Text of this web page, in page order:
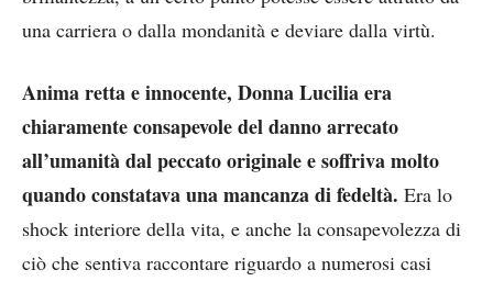
una carriera o dalla mondanità e deviare dalla virtù.
Anima retta e innocente, Donna Lucilia era
chiaramente consapevole del danno arrecato
all’umanità dal peccato originale e soffriva molto
quando constatava una mancanza di fedeltà. Era lo
shock interiore della vita, e anche la consapevolezza di
ciò che sentiva raccontare riguardo a numerosi casi